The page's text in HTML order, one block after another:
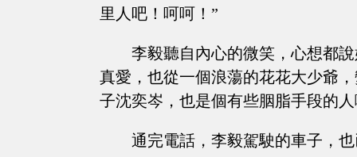
里人吧！呵呵！”
李毅聽自內心的微笑，心想都
真愛，也從一個浪蕩的花花大少爺
子沈奕岑，也是個有些胭脂手段的
通完電話，李毅駕駛的車子，